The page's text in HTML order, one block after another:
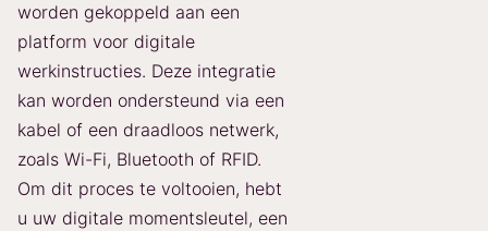
worden gekoppeld aan een
platform voor digitale
werkinstructies. Deze integratie
kan worden ondersteund via een
kabel of een draadloos netwerk,
zoals Wi-Fi, Bluetooth of RFID.
Om dit proces te voltooien, hebt
u uw digitale momentsleutel, een